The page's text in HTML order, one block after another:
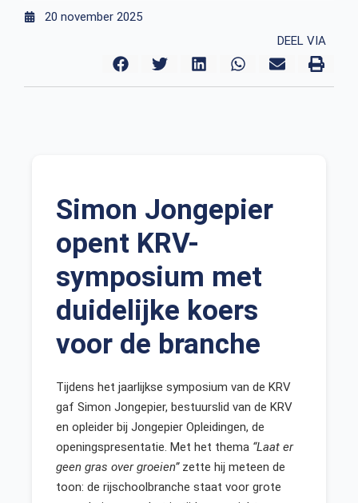
20 november 2025
DEEL VIA
Simon Jongepier
opent KRV-
symposium met
duidelijke koers
voor de branche
Tijdens het jaarlijkse symposium van de KRV
gaf Simon Jongepier, bestuurslid van de KRV
en opleider bij Jongepier Opleidingen, de
openingspresentatie. Met het thema “Laat er
geen gras over groeien”zette hij meteen de
toon: de rijschoolbranche staat voor grote